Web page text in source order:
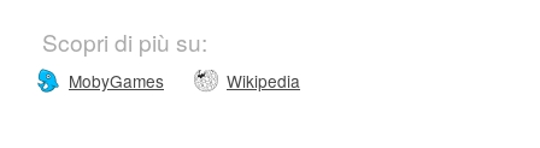
Scopri di più su:
MobyGames Wikipedia